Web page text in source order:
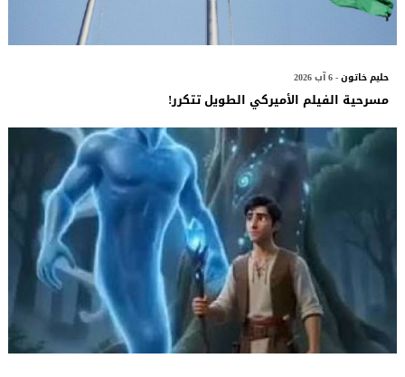
حليم خاتون- 6 آب 2026
مسرحية الفيلم الأميركي الطويل تتكرر!